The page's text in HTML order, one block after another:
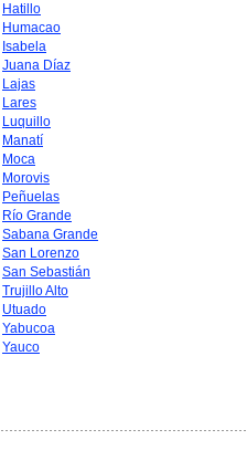
Hatillo
Humacao
Isabela
Juana Díaz
Lajas
Lares
Luquillo
Manatí
Moca
Morovis
Peñuelas
Río Grande
Sabana Grande
San Lorenzo
San Sebastián
Trujillo Alto
Utuado
Yabucoa
Yauco